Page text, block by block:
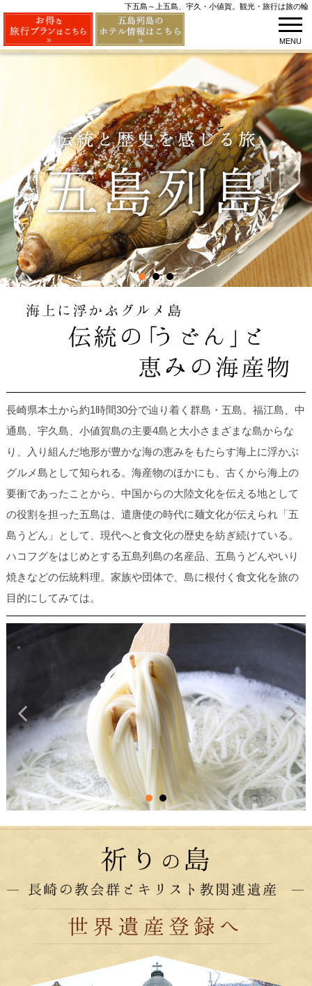
下五島～上五島、宇久・小値賀。観光・旅行は旅の輪
MENU
長崎県本土から約1時間30分で辿り着く群島・五島。福江島、中
通島、宇久島、小値賀島の主要4島と大小さまざまな島からな
り、入り組んだ地形が豊かな海の恵みをもたらす海上に浮かぶ
グルメ島として知られる。海産物のほかにも、古くから海上の
要衝であったことから、中国からの大陸文化を伝える地として
の役割を担った五島は、遣唐使の時代に麺文化が伝えられ「五
島うどん」として、現代へと食文化の歴史を紡ぎ続けている。
ハコフグをはじめとする五島列島の名産品、五島うどんやいり
焼きなどの伝統料理。家族や団体で、島に根付く食文化を旅の
目的にしてみては。